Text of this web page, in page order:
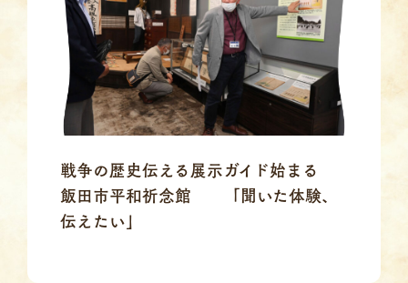
戦争の歴史伝える展示ガイド始まる
飯田市平和祈念館 「聞いた体験、
伝えたい」